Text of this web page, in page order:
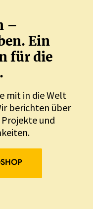
–
Ein
für die
mit in die Welt
berichten über
und